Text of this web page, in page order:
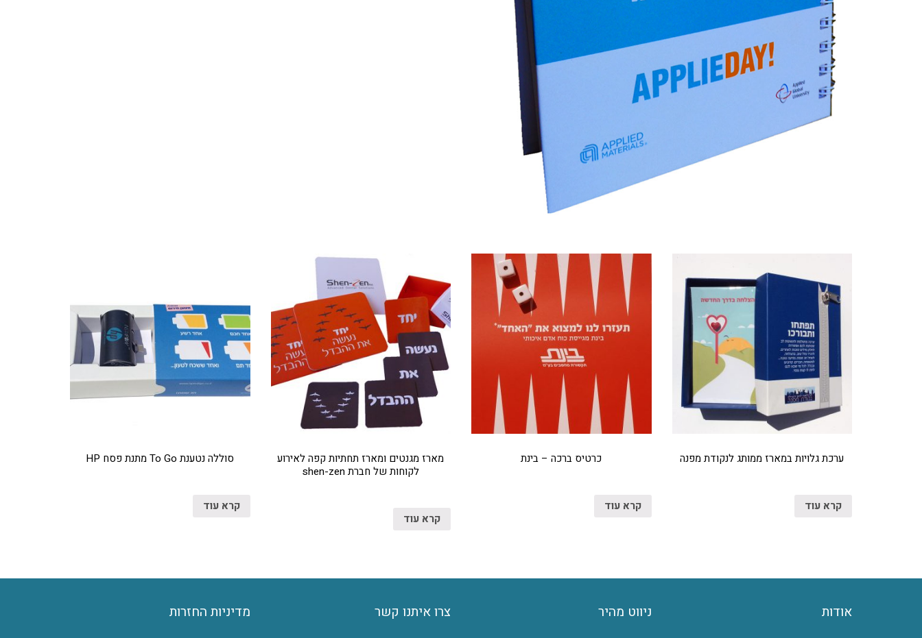
מוצרים קשורים
ערכת גלויות במארז ממותג לנקודת מפנה
קרא עוד
כרטיס ברכה – בינת
קרא עוד
מארז מגנטים ומארז תחתיות קפה לאירוע
לקוחות של חברת shen-zen
קרא עוד
סוללה נטענת To Go מתנת פסח HP
קרא עוד
אודות ניווט מהיר צרו איתנו קשר מדיניות החזרות